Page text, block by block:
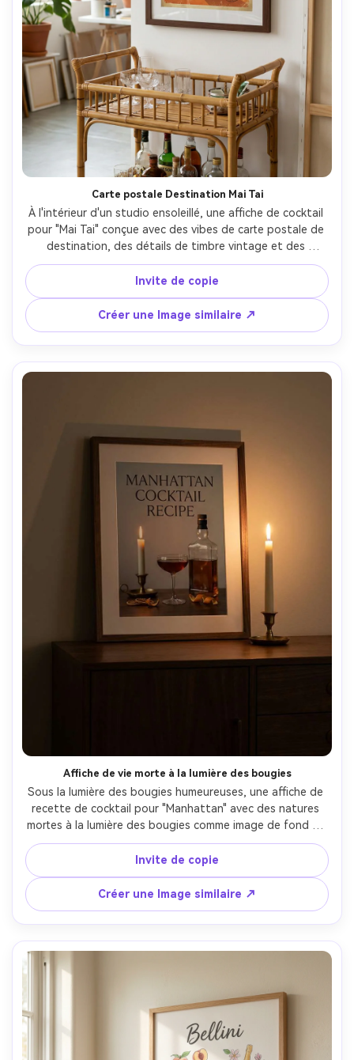
Carte postale Destination Mai Tai
À l'intérieur d'un studio ensoleillé, une affiche de cocktail
pour "Mai Tai" conçue avec des vibes de carte postale de
destination, des détails de timbre vintage et des
couleurs tropicales chaudes; encadré au-dessus d'un
chariot de bar en bambou; lumière du jour brillante
diffusée, reflets doux; Sony A7R V, 35mm; composition
centrée, ambiance optimiste, réflexions photoréalistes,
haute résolution, prêt à imprimer 300 DPI- -ar 4:5
Invite de copie
Créer une Image similaire ↗
Affiche de vie morte à la lumière des bougies
Sous la lumière des bougies humeureuses, une affiche de
recette de cocktail pour "Manhattan" avec des natures
mortes à la lumière des bougies comme image de fond et
des lettres serifs modernes claires recouvertes; Placer
dans un cadre en noyer sur un bufet avec une seule
bougie; éclairage discret avec remplissage souple; Nikon
Z9, 85mm; composition intime, ambiance dramatique,
ombres naturelles, haute résolution, typographie 300 DPI
prête à l'impression-AR 4:5
Invite de copie
Créer une Image similaire ↗